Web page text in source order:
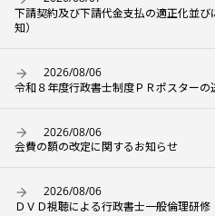
下請契約及び下請代金支払の適正化並
知）
2026/08/06
令和８年度行政書士制度ＰＲポスターの
2026/08/06
会費の額の改定に関するお知らせ
2026/08/06
ＤＶＤ視聴による行政書士一般倫理研